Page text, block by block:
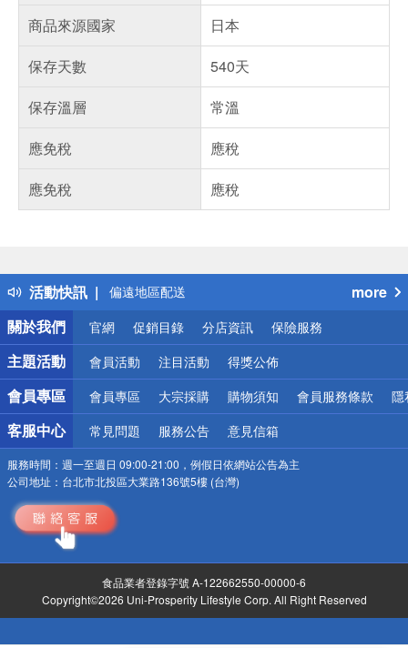
商品來源國家
日本
保存天數
540天
保存溫層
常溫
應免稅
應稅
應免稅
應稅
活動快訊
詐騙網頁！請小心！
銀行優惠
偏遠地區配送
詐騙網頁！請小心！
more
關於我們
官網 促銷目錄 分店資訊 保險服務
主題活動 會員活動 注目活動 得獎公佈
會員專區 會員專區 大宗採購 購物須知 會員服務條款 隱
客服中心 常見問題 服務公告 意見信箱
服務時間： 週一至週日 09:00-21:00，例假日依網站公告為主
公司地址： 台北市北投區大業路136號5樓 (台灣)
食品業者登錄字號 A-122662550-00000-6
Copyright©2026 Uni-Prosperity Lifestyle Corp. All Right Reserved